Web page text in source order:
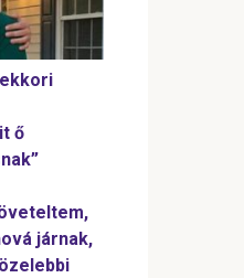
ő
járnak,